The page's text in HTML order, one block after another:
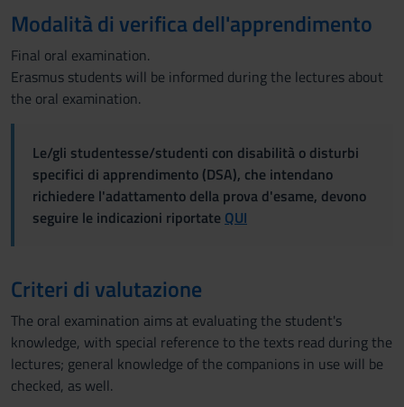
Modalità di verifica dell'apprendimento
Final oral examination.
Erasmus students will be informed during the lectures about
the oral examination.
Le/gli studentesse/studenti con disabilità o disturbi
specifici di apprendimento (DSA), che intendano
richiedere l'adattamento della prova d'esame, devono
seguire le indicazioni riportate QUI
Criteri di valutazione
The oral examination aims at evaluating the student's
knowledge, with special reference to the texts read during the
lectures; general knowledge of the companions in use will be
checked, as well.